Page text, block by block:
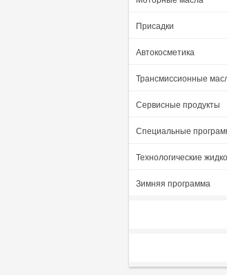
Присадки
Автокосметика
Трансмиссионные
Сервисные продукты
Специальные
Технологические
Зимняя программа